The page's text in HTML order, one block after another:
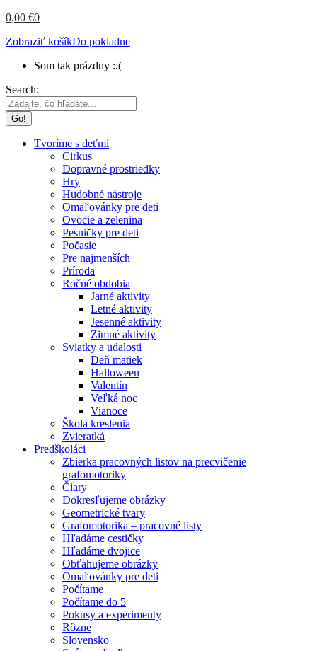
0,00 €0
Zobraziť košíkDo pokladne
Som tak prázdny :.(
Search:
Tvoríme s deťmi
Cirkus
Dopravné prostriedky
Hry
Hudobné nástroje
Omaľovánky pre deti
Ovocie a zelenina
Pesničky pre deti
Počasie
Pre najmenších
Príroda
Ročné obdobia
Jarné aktivity
Letné aktivity
Jesenné aktivity
Zimné aktivity
Sviatky a udalosti
Deň matiek
Halloween
Valentín
Veľká noc
Vianoce
Škola kreslenia
Zvieratká
Predškoláci
Zbierka pracovných listov na precvičenie
grafomotoriky
Čiary
Dokresľujeme obrázky
Geometrické tvary
Grafomotorika – pracovné listy
Hľadáme cestičky
Hľadáme dvojice
Obťahujeme obrázky
Omaľovánky pre deti
Počítame
Počítame do 5
Pokusy a experimenty
Rôzne
Slovensko